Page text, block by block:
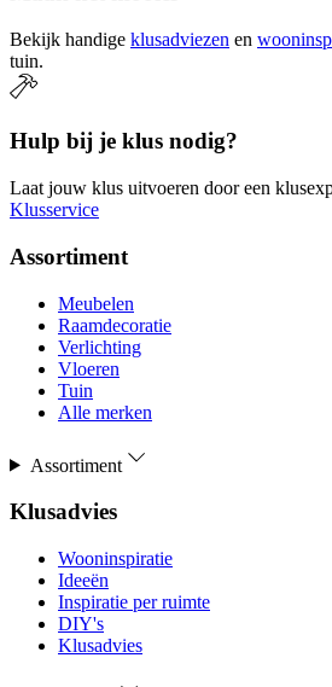
Bekijk handige klusadviezen en
tuin.
Hulp bij je klus nodig?
Laat jouw klus uitvoeren door een
Klusservice
Assortiment
Meubelen
Raamdecoratie
Verlichting
Vloeren
Tuin
Alle merken
Assortiment
Klusadvies
Wooninspiratie
Ideeën
Inspiratie per ruimte
DIY's
Klusadvies